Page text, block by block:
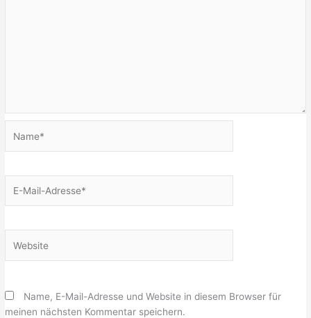
Mail-
Name, E-Mail-Adresse und Website in diesem Browser für
meinen nächsten Kommentar speichern.